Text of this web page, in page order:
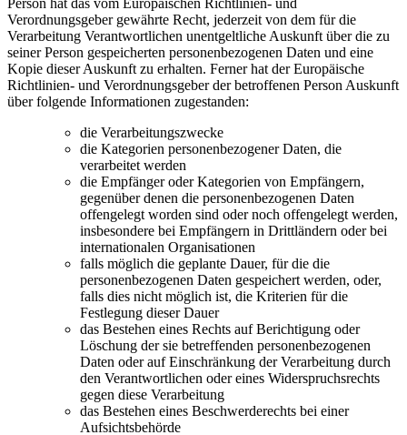
Verordnungsgeber gewährte Recht, jederzeit von dem für die
Verarbeitung Verantwortlichen unentgeltliche Auskunft über die zu
seiner Person gespeicherten personenbezogenen Daten und eine
Kopie dieser Auskunft zu erhalten. Ferner hat der Europäische
Richtlinien- und Verordnungsgeber der betroffenen Person Auskunft
über folgende Informationen zugestanden:
die Verarbeitungszwecke
die Kategorien personenbezogener Daten, die
verarbeitet werden
die Empfänger oder Kategorien von Empfängern,
gegenüber denen die personenbezogenen Daten
offengelegt worden sind oder noch offengelegt werden,
insbesondere bei Empfängern in Drittländern oder bei
internationalen Organisationen
falls möglich die geplante Dauer, für die die
personenbezogenen Daten gespeichert werden, oder,
falls dies nicht möglich ist, die Kriterien für die
Festlegung dieser Dauer
das Bestehen eines Rechts auf Berichtigung oder
Löschung der sie betreffenden personenbezogenen
Daten oder auf Einschränkung der Verarbeitung durch
den Verantwortlichen oder eines Widerspruchsrechts
gegen diese Verarbeitung
das Bestehen eines Beschwerderechts bei einer
Aufsichtsbehörde